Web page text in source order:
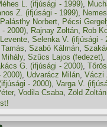
L. (ifjúsági - 1999),
Z. (ifjúsági - 1999),
Palásthy Norbert, Pécsi
- 2000), Rajnay Zoltán, Rob
,Selenka V. (ifjúsági -
,Szabó Kálmán,
,Szűcs Lajos (fedezet)
G. (ifjúsági - 2000),
2000), Udvarácz Milán,Váczi
- 2000),Varga V.
,Vodila Csaba,Zöld Zoltán